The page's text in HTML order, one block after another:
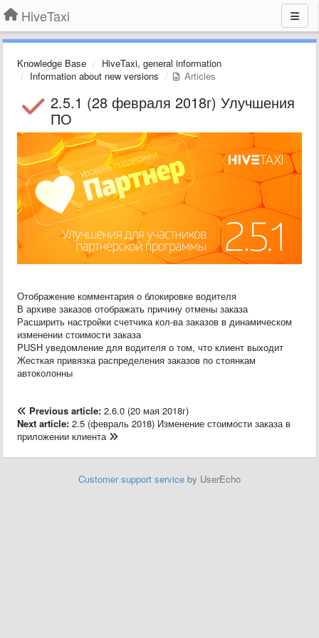
HiveTaxi
Knowledge Base
HiveTaxi, general information
Information about new versions
Articles
2.5.1 (28 февраля 2018г) Улучшения
ПО
Отображение комментария о блокировке водителя
В архиве заказов отображать причину отмены заказа
Расширить настройки счетчика кол-ва заказов в динамическом
изменении стоимости заказа
PUSH уведомление для водителя о том, что клиент выходит
Жесткая привязка распределения заказов по стоянкам
автоколонны
Previous article: 2.6.0 (20 мая 2018г)
Next article: 2.5 (февраль 2018) Изменение стоимости заказа в
приложении клиента
Customer support service by UserEcho